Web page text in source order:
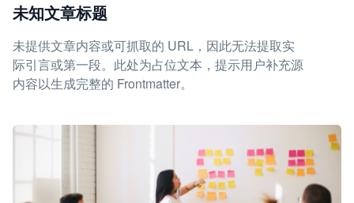
未知文章标题
未提供文章内容或可抓取的 URL，因此无法提取实
际引言或第一段。此处为占位文本，提示用户补充源
内容以生成完整的 Frontmatter。